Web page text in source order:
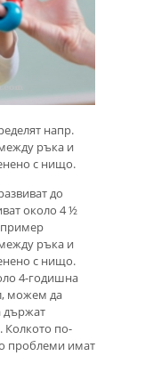
напр.
ръка и
с нищо.
до
около 4 ½
ръка и
с нищо.
4-годишна
можем да
държат
Колкото по-
проблеми имат